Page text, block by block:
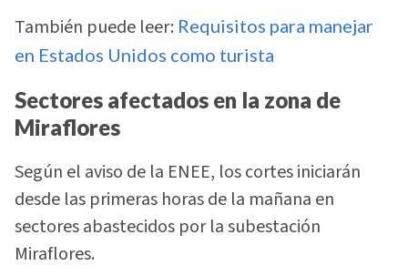
También puede leer: Requisitos para manejar
en Estados Unidos como turista
Sectores afectados en la zona de
Miraflores
Según el aviso de la ENEE, los cortes iniciarán
desde las primeras horas de la mañana en
sectores abastecidos por la subestación
Miraflores.